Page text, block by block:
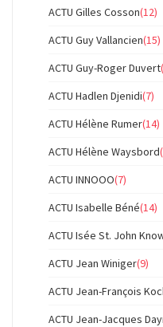
ACTU Gilles Cosson(12)
ACTU Guy Vallancien(15)
ACTU Guy-Roger Duvert
ACTU Hadlen Djenidi(7)
ACTU Hélène Rumer(14)
ACTU Hélène Waysbord
ACTU INNOOO(7)
ACTU Isabelle Béné(14)
ACTU Isée St. John
ACTU Jean Winiger(9)
ACTU Jean-François
ACTU Jean-Jacques